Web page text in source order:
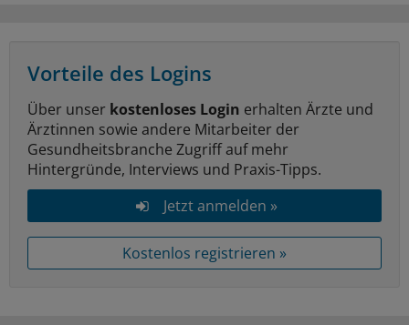
Vorteile des Logins
Über unser kostenloses Login erhalten Ärzte und
Ärztinnen sowie andere Mitarbeiter der
Gesundheitsbranche Zugriff auf mehr
Hintergründe, Interviews und Praxis-Tipps.
Jetzt anmelden »
Kostenlos registrieren »